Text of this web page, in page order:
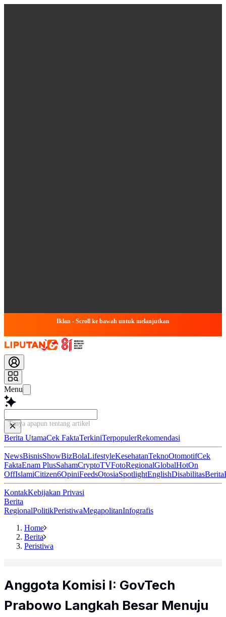
Iklan - Scroll ke bawah untuk melanjutkan
Menu
Tanya apapun tentang artikel ini...
Berita UtamaCek FaktaTerkiniTerpopulerRekomendasi
NewsBisnisShowBizBolaLifestyleKesehatanTeknoOtomotifCek
FaktaEnam PlusSahamCryptoTVFotoRegionalGlobalHotOn
OffIslamiCitizen6OpiniFeedsOtosiaSpotlightEnglishDisabilitasBerita
KontakKebijakan Privasi
Berita
RegionalPolitikPeristiwaMegapolitanInfografis
Home
Berita
Peristiwa
Anggota Komisi I: GovTech
Prabowo Langkah Besar Menuju